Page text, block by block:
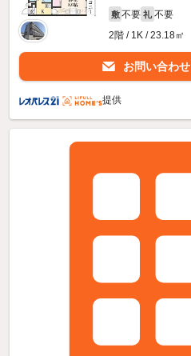
敷 不要 礼 不要
2階 / 1K / 23.18㎡
お問い合わせ
提供